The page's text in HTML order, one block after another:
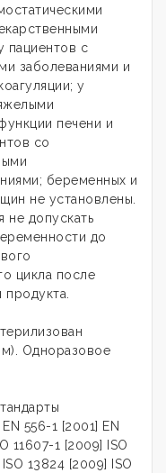
пациентов с
заболеваниями и
у
печени и
со
беременных и
не установлены.
не допускать
до
цикла после
продукта.
Одноразовое
556-1 [2001] EN
11607-1 [2009] ISO
13824 [2009] ISO